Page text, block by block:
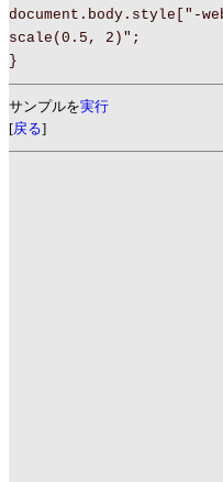
document.body.style["-
scale(0.5, 2)";
}
サンプルを実行
[戻る]